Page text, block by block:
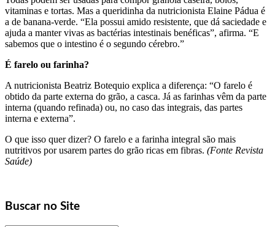
vitaminas e tortas. Mas a queridinha da nutricionista Elaine Pádua é
a de banana-verde. “Ela possui amido resistente, que dá saciedade e
ajuda a manter vivas as bactérias intestinais benéficas”, afirma. “E
sabemos que o intestino é o segundo cérebro.”
É farelo ou farinha?
A nutricionista Beatriz Botequio explica a diferença: “O farelo é
obtido da parte externa do grão, a casca. Já as farinhas vêm da parte
interna (quando refinada) ou, no caso das integrais, das partes
interna e externa”.
O que isso quer dizer? O farelo e a farinha integral são mais
nutritivos por usarem partes do grão ricas em fibras. (Fonte Revista
Saúde)
Buscar no Site